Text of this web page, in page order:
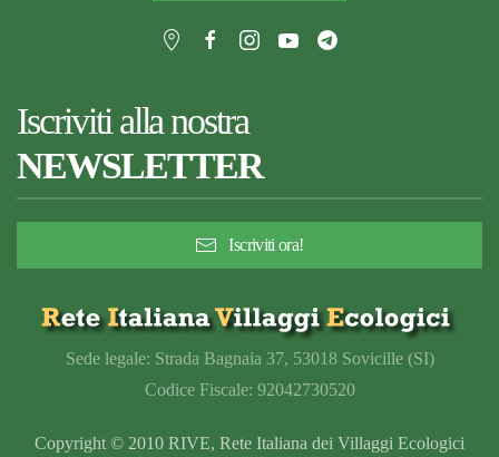
Iscriviti alla nostra
NEWSLETTER
Iscriviti ora!
Sede legale: Strada Bagnaia 37, 53018 Sovicille (SI)
Codice Fiscale: 92042730520
Copyright © 2010 RIVE, Rete Italiana dei Villaggi Ecologici